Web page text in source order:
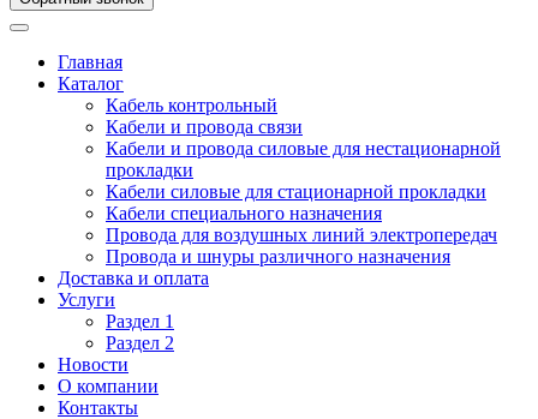
Главная
Каталог
Кабель контрольный
Кабели и провода связи
Кабели и провода силовые для нестационарной
прокладки
Кабели силовые для стационарной прокладки
Кабели специального назначения
Провода для воздушных линий электропередач
Провода и шнуры различного назначения
Доставка и оплата
Услуги
Раздел 1
Раздел 2
Новости
О компании
Контакты